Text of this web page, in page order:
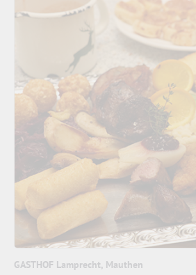
GASTHOF Lamprecht, Mauthen